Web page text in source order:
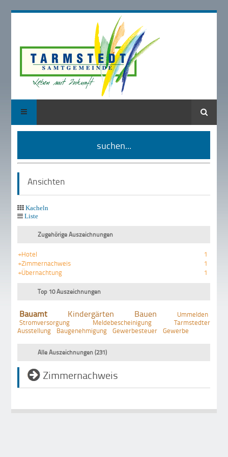
Suche
suchen...
Ansichten
Kacheln
Liste
Zugehörige Auszeichnungen
+Hotel
1
+Zimmernachweis
1
+Übernachtung
1
Top 10 Auszeichnungen
Bauamt Kindergärten Bauen
Ummelden
Stromversorgung
Meldebescheinigung
Tarmstedter
Ausstellung
Baugenehmigung Gewerbesteuer Gewerbe
Alle Auszeichnungen (231)
Zimmernachweis